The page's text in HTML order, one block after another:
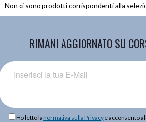
Non ci sono prodotti corrispondenti alla
RIMANI AGGIORNATO SU
Ho letto la normativa sulla Privacye acconsento